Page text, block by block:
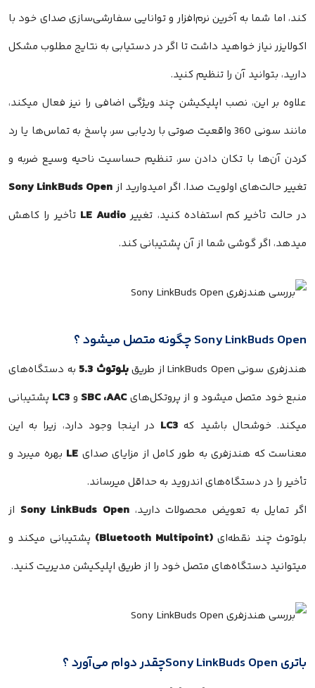
کند، اما شما به آخرین نرم‌افزار و توانایی سفارشی‌سازی صدای خود با
اکولایزر نیاز خواهید داشت تا اگر در دستیابی به نتایج مطلوب مشکل
دارید، بتوانید آن را تنظیم کنید.
علاوه بر این، نصب اپلیکیشن چند ویژگی اضافی را نیز فعال میکند،
مانند سونی 360 واقعیت صوتی با ردیابی سر، پاسخ به تماس‌ها یا رد
کردن آن‌ها با تکان دادن سر، تنظیم حساسیت ناحیه وسیع ضربه و
تغییر حالت‌های اولویت صدا. اگر امیدوارید ازSony LinkBuds Open
در حالت تأخیر کم استفاده کنید، تغییر LE Audio تأخیر را کاهش
میدهد، اگر گوشی شما از آن پشتیبانی کند.
Sony LinkBuds Open چگونه متصل میشود ؟
هندزفری سونی LinkBuds Open از طریق بلوتوث 5.3
به دستگاه‌های
منبع خود متصل میشود و از پروتکل‌هایSBC ،AAC و LC3 پشتیبانی
میکند. خوشحال باشید که LC3 در اینجا وجود دارد، زیرا به این
معناست که هندزفری به طور کامل از مزایای صدای LE بهره میبرد و
تأخیر را در دستگاه‌های اندروید به حداقل میرساند.
اگر تمایل به تعویض محصولات دارید، Sony LinkBuds Open از
بلوتوث چند نقطه‌ای (Bluetooth Multipoint)
پشتیبانی میکند و
میتوانید دستگاه‌های متصل خود را از طریق اپلیکیشن مدیریت کنید.
باتری Sony LinkBuds Openچقدر دوام می‌آورد ؟